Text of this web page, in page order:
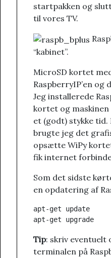
startpakken og
til vores TV.
“kabinet”.
MicroSD kortet
RaspberryIP’en og
Jeg installerede
kortet og
et (godt) stykke
brugte jeg det
opsætte WiPy
fik internet
Som det sidste
en opdatering af
apt-get update
Tip: skriv eventuelt
terminalen på